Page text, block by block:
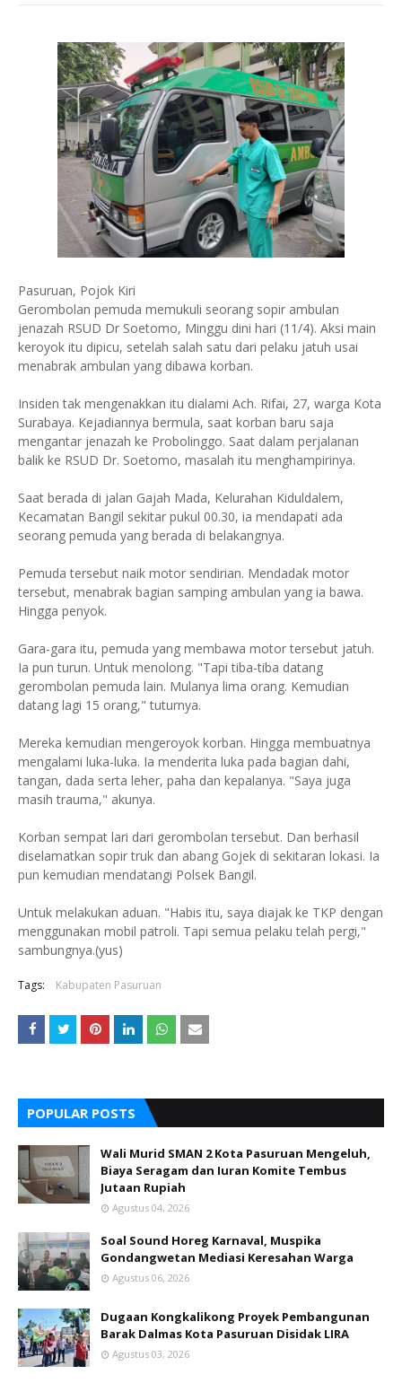
Pasuruan, Pojok Kiri
Gerombolan pemuda memukuli seorang sopir ambulan
jenazah RSUD Dr Soetomo, Minggu dini hari (11/4). Aksi main
keroyok itu dipicu, setelah salah satu dari pelaku jatuh usai
menabrak ambulan yang dibawa korban.
Insiden tak mengenakkan itu dialami Ach. Rifai, 27, warga Kota
Surabaya. Kejadiannya bermula, saat korban baru saja
mengantar jenazah ke Probolinggo. Saat dalam perjalanan
balik ke RSUD Dr. Soetomo, masalah itu menghampirinya.
Saat berada di jalan Gajah Mada, Kelurahan Kiduldalem,
Kecamatan Bangil sekitar pukul 00.30, ia mendapati ada
seorang pemuda yang berada di belakangnya.
Pemuda tersebut naik motor sendirian. Mendadak motor
tersebut, menabrak bagian samping ambulan yang ia bawa.
Hingga penyok.
Gara-gara itu, pemuda yang membawa motor tersebut jatuh.
Ia pun turun. Untuk menolong. "Tapi tiba-tiba datang
gerombolan pemuda lain. Mulanya lima orang. Kemudian
datang lagi 15 orang," tuturnya.
Mereka kemudian mengeroyok korban. Hingga membuatnya
mengalami luka-luka. Ia menderita luka pada bagian dahi,
tangan, dada serta leher, paha dan kepalanya. "Saya juga
masih trauma," akunya.
Korban sempat lari dari gerombolan tersebut. Dan berhasil
diselamatkan sopir truk dan abang Gojek di sekitaran lokasi. Ia
pun kemudian mendatangi Polsek Bangil.
Untuk melakukan aduan. "Habis itu, saya diajak ke TKP dengan
menggunakan mobil patroli. Tapi semua pelaku telah pergi,"
sambungnya.(yus)
Tags: Kabupaten Pasuruan
POPULAR POSTS
Wali Murid SMAN 2 Kota Pasuruan Mengeluh,
Biaya Seragam dan Iuran Komite Tembus
Jutaan Rupiah
Agustus 04, 2026
Soal Sound Horeg Karnaval, Muspika
Gondangwetan Mediasi Keresahan Warga
Agustus 06, 2026
Dugaan Kongkalikong Proyek Pembangunan
Barak Dalmas Kota Pasuruan Disidak LIRA
Agustus 03, 2026